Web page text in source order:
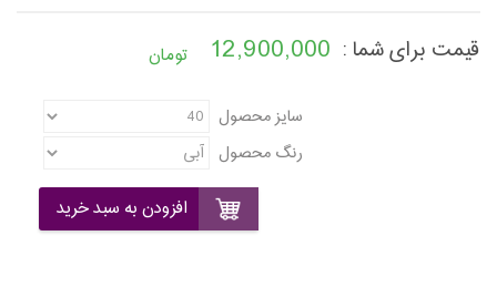
قیمت برای شما : 12,900,000 تومان
رنگ محصول
سایز محصول